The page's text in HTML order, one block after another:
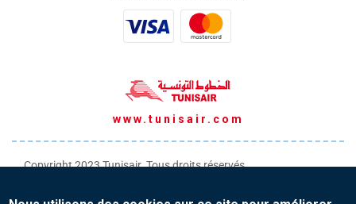
www.tunisair.com
Copyright 2023 Tunisair. Tous droits réservés